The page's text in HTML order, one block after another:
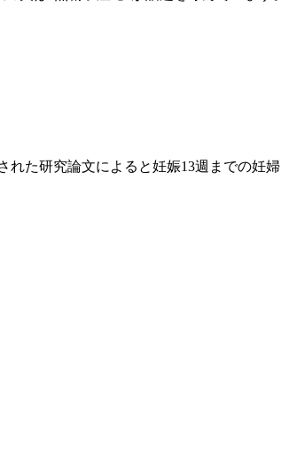
れた研究論文によると妊娠13週までの妊婦